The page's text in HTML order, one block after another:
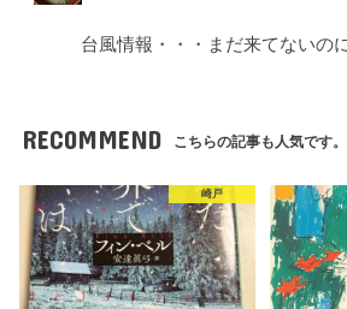
台風情報・・・まだ来てないの
RECOMMEND こちらの記事も人気です。
崎戸